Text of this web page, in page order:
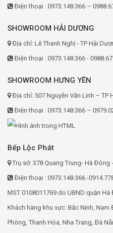
Điện thoại : 0973.148.366 –
SHOWROOM HẢI DƯƠNG
Địa chỉ: Lê Thanh Nghị - TP Hải
Điện thoại : 0973.148.366 -
SHOWROOM HƯNG YÊN
Địa chỉ: 507 Nguyễn Văn Linh – TP
Điện thoại : 0973.148.366 –
Bếp Lộc Phát
Trụ sở: 378 Quang Trung- Hà Đông
Điện thoại : 0973.148.366 -
MST 0108011769 do UBND quận
Khách hàng khu vực: Bắc Ninh, Nam
Phòng, Thanh Hóa, Nha Trang, Đà